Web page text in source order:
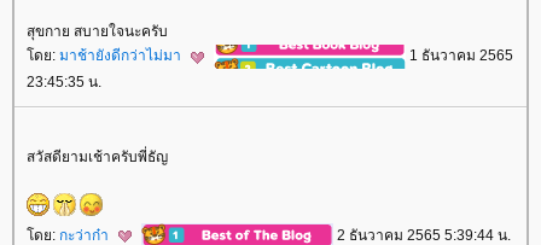
สุขกาย สบายใจนะครับ
ดย: มาช้ายังดีกว่าไม่มา
1 ธันวาคม 2565
23:45:35 น.
สวัสดียามเช้าครับพี่ธัญ
ดย: กะว่าก๋า 2 ธันวาคม 2565 5:39:44 น.